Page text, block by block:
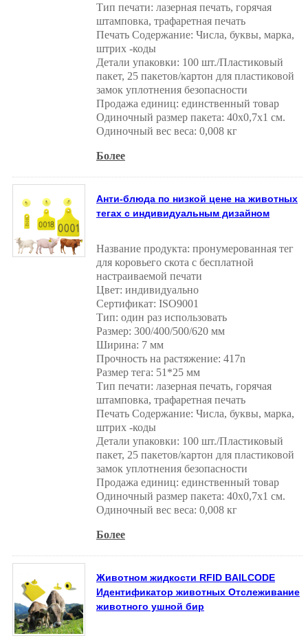
Тип печати: лазерная печать, горячая
штамповка, трафаретная печать
Печать Содержание: Числа, буквы, марка,
штрих -коды
Детали упаковки: 100 шт./Пластиковый
пакет, 25 пакетов/картон для пластиковой
замок уплотнения безопасности
Продажа единиц: единственный товар
Одиночный размер пакета: 40x0,7x1 см.
Одиночный вес веса: 0,008 кг
Более
Анти-блюда по низкой цене на животных
тегах с индивидуальным дизайном
Название продукта: пронумерованная тег
для коровьего скота с бесплатной
настраиваемой печати
Цвет: индивидуально
Сертификат: ISO9001
Тип: один раз использовать
Размер: 300/400/500/620 мм
Ширина: 7 мм
Прочность на растяжение: 417n
Размер тега: 51*25 мм
Тип печати: лазерная печать, горячая
штамповка, трафаретная печать
Печать Содержание: Числа, буквы, марка,
штрих -коды
Детали упаковки: 100 шт./Пластиковый
пакет, 25 пакетов/картон для пластиковой
замок уплотнения безопасности
Продажа единиц: единственный товар
Одиночный размер пакета: 40x0,7x1 см.
Одиночный вес веса: 0,008 кг
Более
Животном жидкости RFID BAILCODE
Идентификатор животных Отслеживание
животного ушной бир